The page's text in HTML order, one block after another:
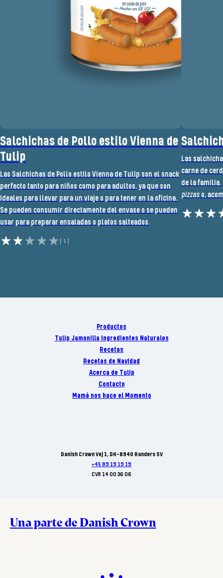
Salchichas de Pollo estilo Vienna de
Tulip
Las Salchichas de Pollo estilo Vienna de Tulip son el snack
perfecto tanto para niños como para adultos, ya que son
ideales para llevar para un viaje o para tener en la oficina.
Se pueden consumir directamente del envase o se pueden
usar para preparar ensaladas o platos salteados.
(1)
Las
carne de
de la familia.
pizzaso,
Productos
Tulip Jamonilla Ingredientes Naturales
Recetas
Recetas de Navidad
Acerca de Tulip
Contacto
Mamá nos hace el Momento
Danish Crown Vej 1, DK-8940 Randers SV
+45 89 19 19 19
CVR 14 00 36 06
Una parte de Danish Crown